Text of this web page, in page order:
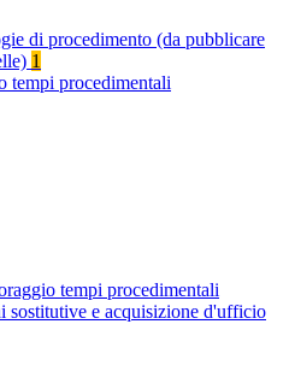
di procedimento (da pubblicare
1
tempi procedimentali
tempi procedimentali
sostitutive e acquisizione d'ufficio